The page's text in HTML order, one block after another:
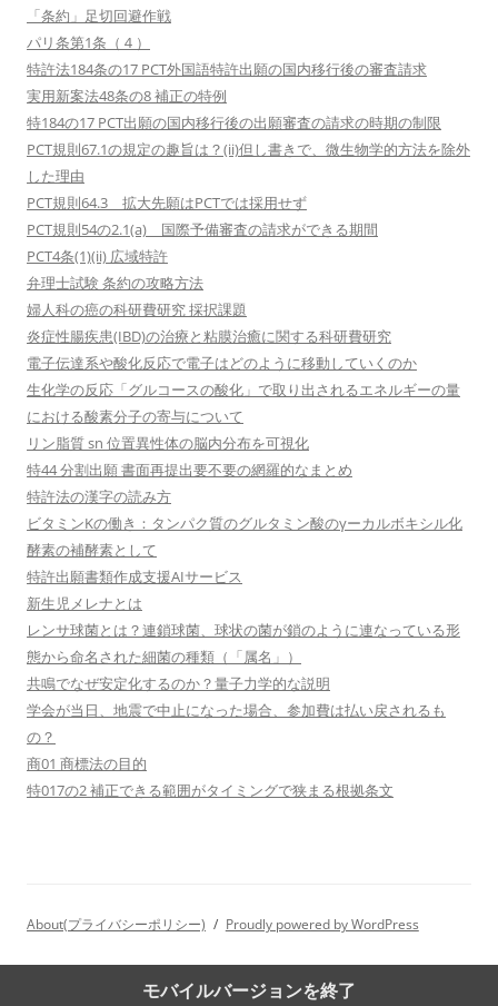
「条約」足切回避作戦
パリ条第1条（４）
特許法184条の17 PCT外国語特許出願の国内移行後の審査請求
実用新案法48条の8 補正の特例
特184の17 PCT出願の国内移行後の出願審査の請求の時期の制限
PCT規則67.1の規定の趣旨は？(ii)但し書きで、微生物学的方法を除外
した理由
PCT規則64.3 拡大先願はPCTでは採用せず
PCT規則54の2.1(a) 国際予備審査の請求ができる期間
PCT4条(1)(ii) 広域特許
弁理士試験 条約の攻略方法
婦人科の癌の科研費研究 採択課題
炎症性腸疾患(IBD)の治療と粘膜治癒に関する科研費研究
電子伝達系や酸化反応で電子はどのように移動していくのか
生化学の反応「グルコースの酸化」で取り出されるエネルギーの量
における酸素分子の寄与について
リン脂質 sn 位置異性体の脳内分布を可視化
特44 分割出願 書面再提出要不要の網羅的なまとめ
特許法の漢字の読み方
ビタミンKの働き：タンパク質のグルタミン酸のγーカルボキシル化
酵素の補酵素として
特許出願書類作成支援AIサービス
新生児メレナとは
レンサ球菌とは？連鎖球菌、球状の菌が鎖のように連なっている形
態から命名された細菌の種類（「属名」）
共鳴でなぜ安定化するのか？量子力学的な説明
学会が当日、地震で中止になった場合、参加費は払い戻されるも
の？
商01 商標法の目的
特017の2 補正できる範囲がタイミングで狭まる根拠条文
About(プライバシーポリシー) Proudly powered by WordPress
モバイルバージョンを終了